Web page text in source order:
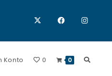
Konto 0 0